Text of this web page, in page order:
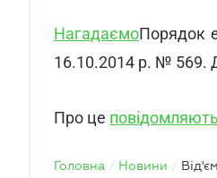
НагадаємоПорядок
16.10.2014 р. № 569.
Про це повідомляють
Головна / Новини /